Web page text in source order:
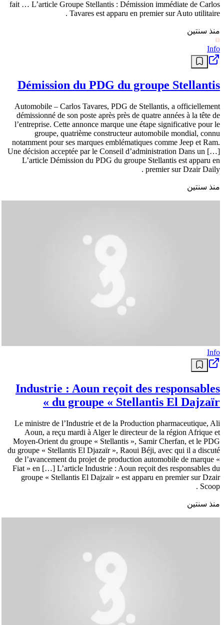
fait … L’article Groupe Stellantis : Démission immédiate de Carlos
Tavares est apparu en premier sur Auto utilitaire .
منذ سنتين
Info
Démission du PDG du groupe Stellantis
Automobile – Carlos Tavares, PDG de Stellantis, a officiellement
démissionné de son poste après près de quatre années à la tête de
l’entreprise. Cette annonce marque une étape significative pour le
groupe, quatrième constructeur automobile mondial, connu
notamment pour ses marques emblématiques comme Jeep et Ram.
Une décision acceptée par le Conseil d’administration Dans un […]
L’article Démission du PDG du groupe Stellantis est apparu en
premier sur Dzair Daily .
منذ سنتين
Info
Industrie : Aoun reçoit des responsables
du groupe « Stellantis El Dajzaïr »
Le ministre de l’Industrie et de la Production pharmaceutique, Ali
Aoun, a reçu mardi à Alger le directeur de la région Afrique et
Moyen-Orient du groupe « Stellantis », Samir Cherfan, et le PDG
du groupe « Stellantis El Djazaïr », Raoui Béji, avec qui il a discuté
de l’avancement du projet de production automobile de marque «
Fiat » en […] L’article Industrie : Aoun reçoit des responsables du
groupe « Stellantis El Dajzaïr » est apparu en premier sur Dzair
Scoop .
منذ سنتين